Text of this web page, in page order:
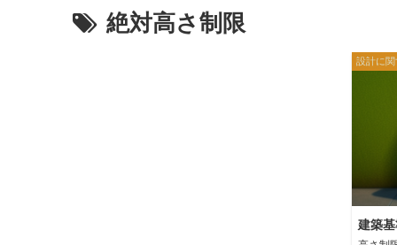
絶対高さ制限
設計に
建築